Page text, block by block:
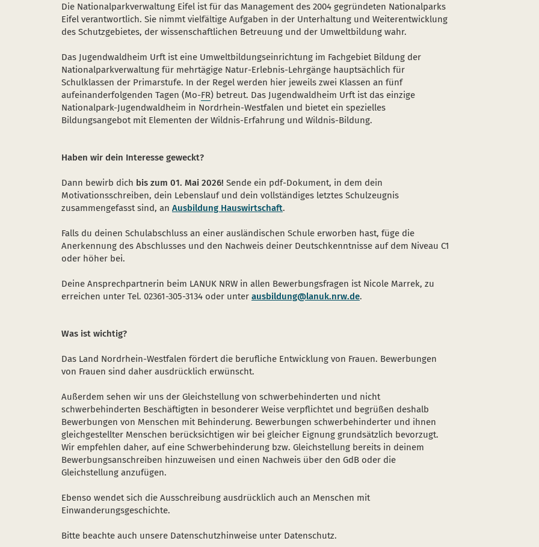
Die Nationalparkverwaltung Eifel ist für das Management des 2004 gegründeten Nationalparks
Eifel verantwortlich. Sie nimmt vielfältige Aufgaben in der Unterhaltung und Weiterentwicklung
des Schutzgebietes, der wissenschaftlichen Betreuung und der Umweltbildung wahr.
Das Jugendwaldheim Urft ist eine Umweltbildungseinrichtung im Fachgebiet Bildung der
Nationalparkverwaltung für mehrtägige Natur-Erlebnis-Lehrgänge hauptsächlich für
Schulklassen der Primarstufe. In der Regel werden hier jeweils zwei Klassen an fünf
aufeinanderfolgenden Tagen (Mo-FR) betreut. Das Jugendwaldheim Urft ist das einzige
Nationalpark-Jugendwaldheim in Nordrhein-Westfalen und bietet ein spezielles
Bildungsangebot mit Elementen der Wildnis-Erfahrung und Wildnis-Bildung.
Haben wir dein Interesse geweckt?
Dann bewirb dich bis zum 01. Mai 2026! Sende ein pdf-Dokument, in dem dein
Motivationsschreiben, dein Lebenslauf und dein vollständiges letztes Schulzeugnis
zusammengefasst sind, an Ausbildung Hauswirtschaft.
Falls du deinen Schulabschluss an einer ausländischen Schule erworben hast, füge die
Anerkennung des Abschlusses und den Nachweis deiner Deutschkenntnisse auf dem Niveau C1
oder höher bei.
Deine Ansprechpartnerin beim LANUK NRW in allen Bewerbungsfragen ist Nicole Marrek, zu
erreichen unter Tel. 02361-305-3134 oder unter ausbildung@lanuk.nrw.de.
Was ist wichtig?
Das Land Nordrhein-Westfalen fördert die berufliche Entwicklung von Frauen. Bewerbungen
von Frauen sind daher ausdrücklich erwünscht.
Außerdem sehen wir uns der Gleichstellung von schwerbehinderten und nicht
schwerbehinderten Beschäftigten in besonderer Weise verpflichtet und begrüßen deshalb
Bewerbungen von Menschen mit Behinderung. Bewerbungen schwerbehinderter und ihnen
gleichgestellter Menschen berücksichtigen wir bei gleicher Eignung grundsätzlich bevorzugt.
Wir empfehlen daher, auf eine Schwerbehinderung bzw. Gleichstellung bereits in deinem
Bewerbungsanschreiben hinzuweisen und einen Nachweis über den GdB oder die
Gleichstellung anzufügen.
Ebenso wendet sich die Ausschreibung ausdrücklich auch an Menschen mit
Einwanderungsgeschichte.
Bitte beachte auch unsere Datenschutzhinweise unter Datenschutz.